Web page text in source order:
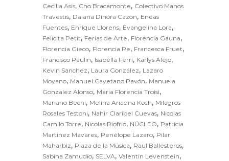
p
p
Cecilia Asis, Cho Bracamonte, Colectivo Manos
Travestis, Daiana Dinora Cazon, Eneas
Fuentes, Enrique Llorens, Evangelina Lora,
Felicita Petit, Ferias de Arte, Florencia Gauna,
Florencia Gieco, Florencia Re, Francesca Fruet,
Francisco Paulin, Isabella Ferri, Karlys Alejo,
Kevin Sanchez, Laura González, Lazaro
Moyano, Manuel Cayetano Pavón, Manuela
Gonzalez Alonso, Maria Florencia Troisi,
Mariano Bechi, Melina Ariadna Koch, Milagros
Rosales Testoni, Nahir Claribel Cuevas, Nicolas
Camilo Torre, Nicolas Riofrio, NÚCLEO, Patricia
Martinez Mavares, Penélope Lazaro, Pilar
Maharbiz, Plaza de la Música, Raul Ballesteros,
Sabina Zamudio, SELVA,Valentin Levenstein,